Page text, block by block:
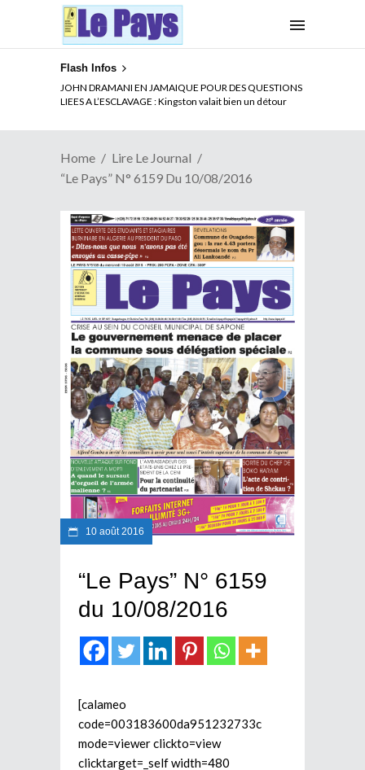
Flash Infos
JOHN DRAMANI EN JAMAIQUE POUR DES QUESTIONS
LIEES A L’ESCLAVAGE : Kingston valait bien un détour
Home
Lire Le Journal
“Le Pays” N° 6159 Du 10/08/2016
10 août 2016
“Le Pays” N° 6159
du 10/08/2016
[calameo
code=003183600da951232733c
mode=viewer clickto=view
clicktarget=_self width=480